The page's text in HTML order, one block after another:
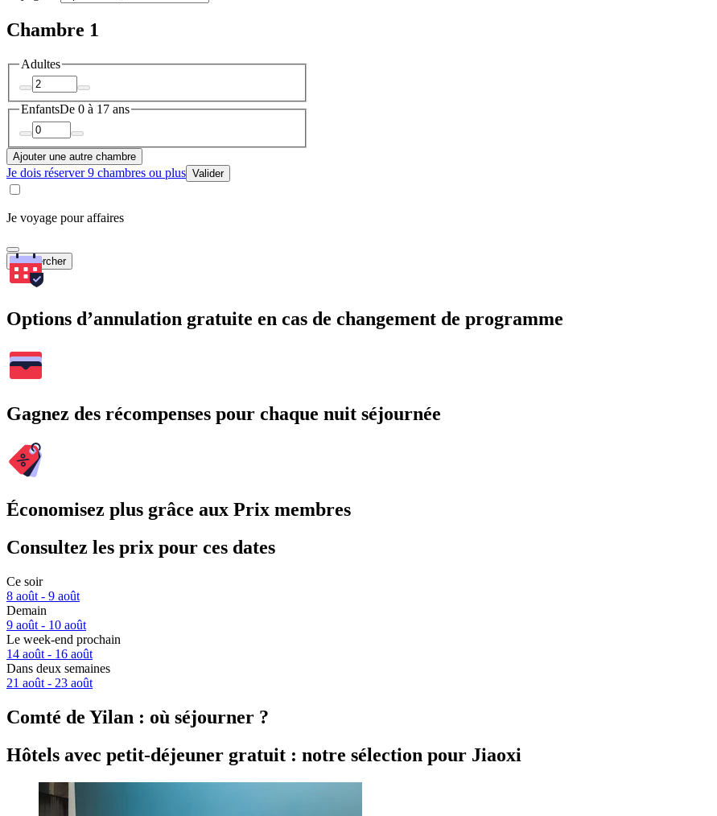
Chambre 1
Adultes
EnfantsDe 0 à 17 ans
Ajouter une autre chambre
Je dois réserver 9 chambres ou plus Valider
Je voyage pour affaires
Rechercher
Options d’annulation gratuite en cas de changement de programme
Gagnez des récompenses pour chaque nuit séjournée
Économisez plus grâce aux Prix membres
Consultez les prix pour ces dates
Ce soir
8 août - 9 août
Demain
9 août - 10 août
Le week-end prochain
14 août - 16 août
Dans deux semaines
21 août - 23 août
Comté de Yilan : où séjourner ?
Hôtels avec petit-déjeuner gratuit : notre sélection pour Jiaoxi